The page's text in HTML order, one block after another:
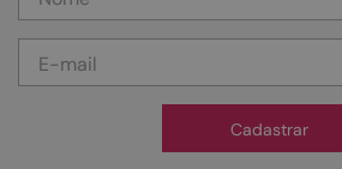
Cadastrar